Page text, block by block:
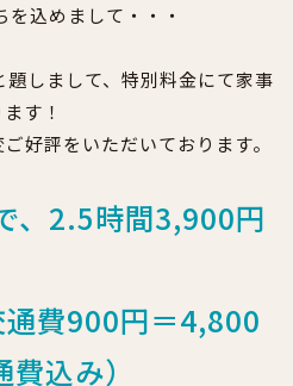
を込めまして・・・
しまして、 特別料金にて家事
す ！
好評をいただいております。
、2.5時間3,900円
費900円＝4,800
込み）